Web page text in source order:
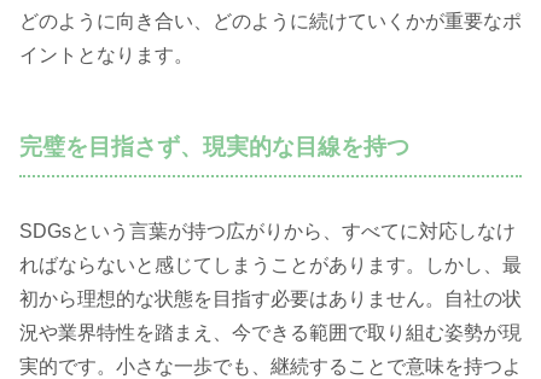
どのように向き合い、どのように続けていくかが重要なポ
イントとなります。
完璧を目指さず、現実的な目線を持つ
SDGsという言葉が持つ広がりから、すべてに対応しなけ
ればならないと感じてしまうことがあります。しかし、最
初から理想的な状態を目指す必要はありません。自社の状
況や業界特性を踏まえ、今できる範囲で取り組む姿勢が現
実的です。小さな一歩でも、継続することで意味を持つよ